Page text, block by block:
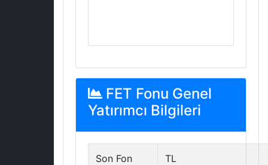
FET Fonu Genel
Yatırımcı Bilgileri
Son Fon
TL